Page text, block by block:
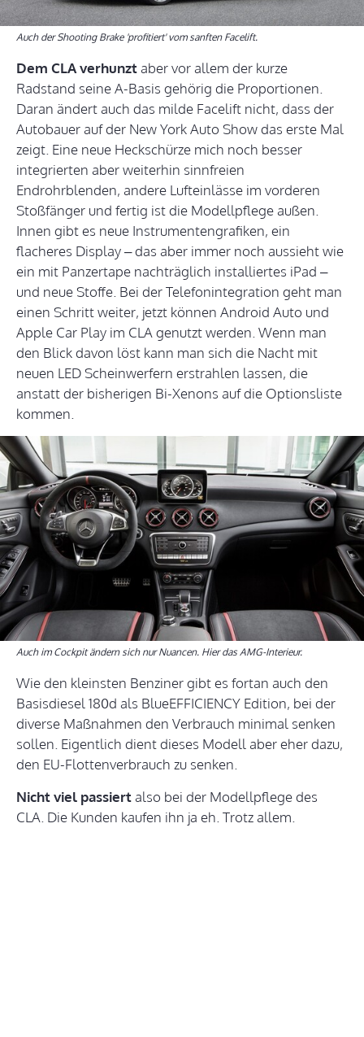
Auch der Shooting Brake 'profitiert' vom sanften Facelift.
Dem CLA verhunztaber vor allem der kurze
Radstand seine A-Basis gehörig die Proportionen.
Daran ändert auch das milde Facelift nicht, dass der
Autobauer auf der New York Auto Show das erste Mal
zeigt. Eine neue Heckschürze mich noch besser
integrierten aber weiterhin sinnfreien
Endrohrblenden, andere Lufteinlässe im vorderen
Stoßfänger und fertig ist die Modellpflege außen.
Innen gibt es neue Instrumentengrafiken, ein
flacheres Display – das aber immer noch aussieht wie
ein mit Panzertape nachträglich installiertes iPad –
und neue Stoffe. Bei der Telefonintegration geht man
einen Schritt weiter, jetzt können Android Auto und
Apple Car Play im CLA genutzt werden. Wenn man
den Blick davon löst kann man sich die Nacht mit
neuen LED Scheinwerfern erstrahlen lassen, die
anstatt der bisherigen Bi-Xenons auf die Optionsliste
kommen.
Auch im Cockpit ändern sich nur Nuancen. Hier das AMG-Interieur.
Wie den kleinsten Benziner gibt es fortan auch den
Basisdiesel 180d als BlueEFFICIENCY Edition, bei der
diverse Maßnahmen den Verbrauch minimal senken
sollen. Eigentlich dient dieses Modell aber eher dazu,
den EU-Flottenverbrauch zu senken.
Nicht viel passiertalso bei der Modellpflege des
CLA. Die Kunden kaufen ihn ja eh. Trotz allem.